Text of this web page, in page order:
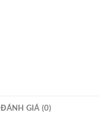
ĐÁNH GIÁ (0)